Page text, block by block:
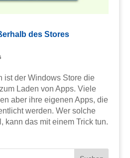
des Stores
ist der Windows Store die
Laden von Apps. Viele
aber ihre eigenen Apps, die
werden. Wer solche
kann das mit einem Trick tun.